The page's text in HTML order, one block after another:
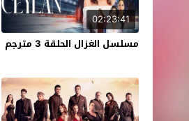
02:23:41
مسلسل الغزال الحلقة 3 مترجم